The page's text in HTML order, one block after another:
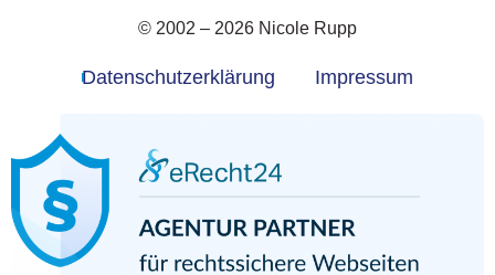
© 2002 – 2026 Nicole Rupp
Datenschutzerklärung Impressum